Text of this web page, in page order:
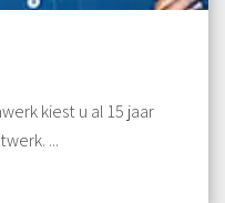
kiest u al 15 jaar
...